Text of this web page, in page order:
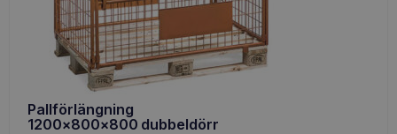
Pallförlängning
1200x800x800 dubbeldörr